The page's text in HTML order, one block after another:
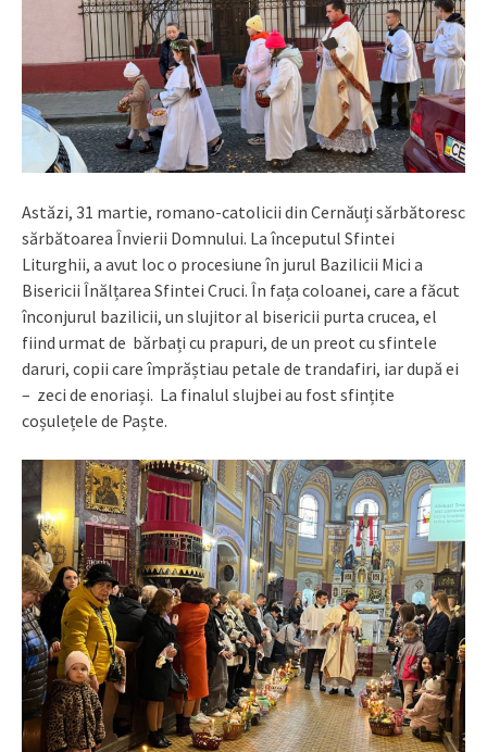
Astăzi, 31 martie, romano-catolicii din Cernăuți sărbătoresc
sărbătoarea Învierii Domnului. La începutul Sfintei
Liturghii, a avut loc o procesiune în jurul Bazilicii Mici a
Bisericii Înălțarea Sfintei Cruci. În fața coloanei, care a făcut
înconjurul bazilicii, un slujitor al bisericii purta crucea, el
fiind urmat de bărbați cu prapuri, de un preot cu sfintele
daruri, copii care împrăștiau petale de trandafiri, iar după ei
– zeci de enoriași. La finalul slujbei au fost sfințite
coșulețele de Paște.